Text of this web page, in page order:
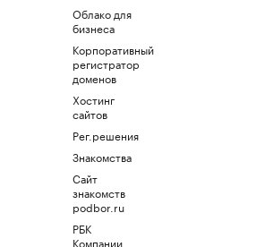
Облако для
бизнеса
Корпоративный
регистратор
доменов
Хостинг
сайтов
Рег.решения
Знакомства
Сайт
знакомств
podbor.ru
РБК
Компании